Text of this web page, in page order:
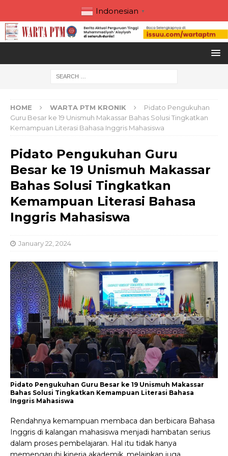
Indonesian ▼
HOME WARTA PTM KRONIK
Pidato Pengukuhan
Guru Besar ke 19 Unismuh Makassar Bahas Solusi Tingkatkan
Kemampuan Literasi Bahasa Inggris Mahasiswa
Pidato Pengukuhan Guru
Besar ke 19 Unismuh Makassar
Bahas Solusi Tingkatkan
Kemampuan Literasi Bahasa
Inggris Mahasiswa
January 22, 2024
Pidato Pengukuhan Guru Besar ke 19 Unismuh Makassar
Bahas Solusi Tingkatkan Kemampuan Literasi Bahasa
Inggris Mahasiswa
Rendahnya kemampuan membaca dan berbicara Bahasa
Inggris di kalangan mahasiswa menjadi hambatan serius
dalam proses pembelajaran. Hal itu tidak hanya